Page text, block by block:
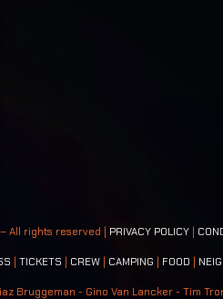
All rights reserved | PRIVACY POLICY
TICKETS CREW CAMPING FOOD
Bruggeman - Gino Van Lancker - Tim